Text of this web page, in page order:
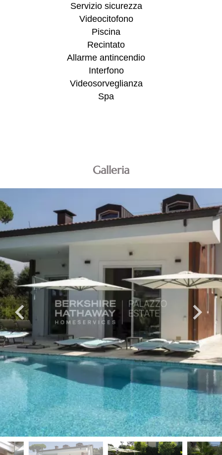
Servizio sicurezza
Videocitofono
Piscina
Recintato
Allarme antincendio
Interfono
Videosorveglianza
Spa
Galleria